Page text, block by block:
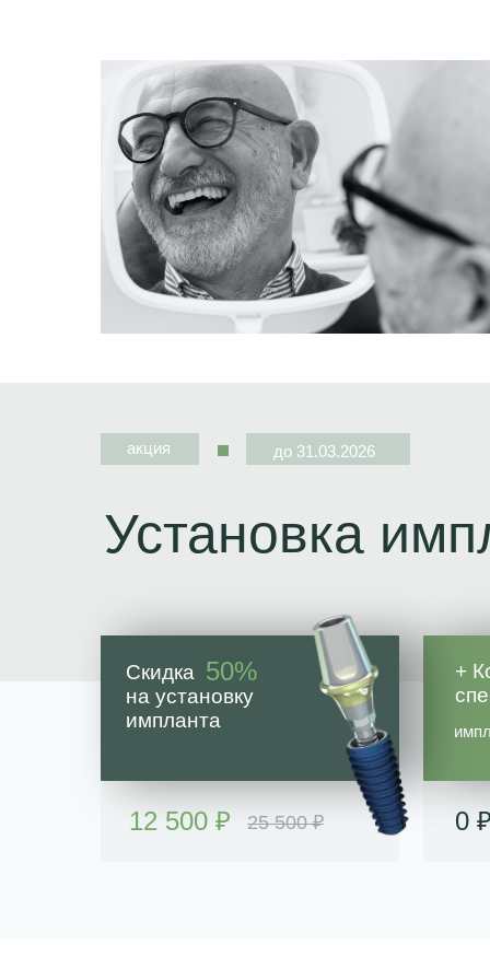
до 31.03.2026
акция
Установка
+
Скидка 50%
на установку
импланта
50%
12 500 ₽ 25 500 ₽ 0